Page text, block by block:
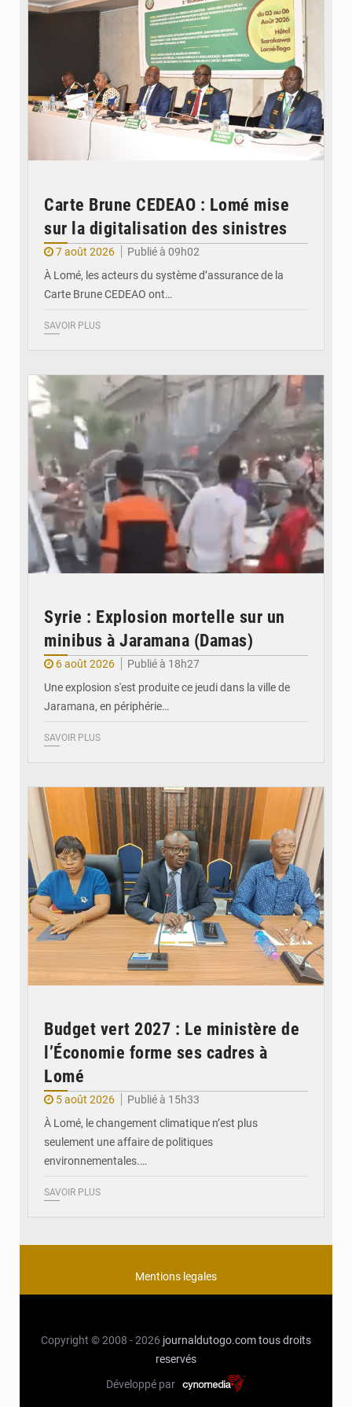
Carte Brune CEDEAO : Lomé mise
sur la digitalisation des sinistres
7 août 2026
Publié à 09h02
À Lomé, les acteurs du système d’assurance de la
Carte Brune CEDEAO ont…
SAVOIR PLUS
Syrie : Explosion mortelle sur un
minibus à Jaramana (Damas)
6 août 2026
Publié à 18h27
Une explosion s'est produite ce jeudi dans la ville de
Jaramana, en périphérie…
SAVOIR PLUS
Budget vert 2027 : Le ministère de
l’Économie forme ses cadres à
Lomé
5 août 2026
Publié à 15h33
À Lomé, le changement climatique n’est plus
seulement une affaire de politiques
environnementales.…
SAVOIR PLUS
Mentions legales
Copyright © 2008 - 2026 journaldutogo.comtous droits
reservés
Développé par